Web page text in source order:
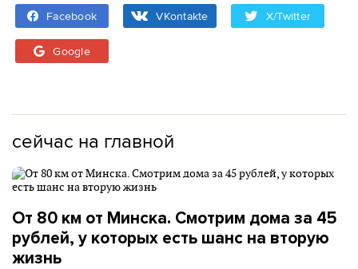
Facebook VKontakte X/Twitter
Google
сейчас на главной
От 80 км от Минска. Смотрим дома за 45
рублей, у которых есть шанс на вторую
жизнь